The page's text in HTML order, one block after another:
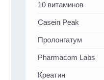
10 витаминов
Casein Peak
Пролонгатум
Pharmacom Labs
Креатин